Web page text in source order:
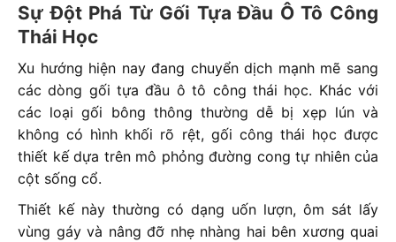
Sự Đột Phá Từ Gối Tựa Đầu Ô Tô Công
Thái Học
Xu hướng hiện nay đang chuyển dịch mạnh mẽ sang
các dòng gối tựa đầu ô tô công thái học. Khác với
các loại gối bông thông thường dễ bị xẹp lún và
không có hình khối rõ rệt, gối công thái học được
thiết kế dựa trên mô phỏng đường cong tự nhiên của
cột sống cổ.
Thiết kế này thường có dạng uốn lượn, ôm sát lấy
vùng gáy và nâng đỡ nhẹ nhàng hai bên xương quai